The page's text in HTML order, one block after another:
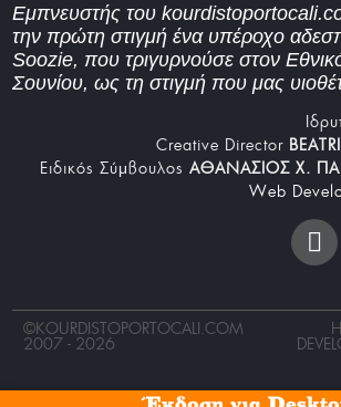
Εμπνευστής του
την πρώτη στιγμή ένα υπέροχο
Soozie, που τριγυρνούσε στον
Σουνίου, ως τη στιγμή που μας
Creative Director
Ειδικός Σύμβουλος ΑΘΑΝΑΣΙΟΣ Χ.
Web
©KOURDISTOPORTOCALI.COM
2007 - 2026